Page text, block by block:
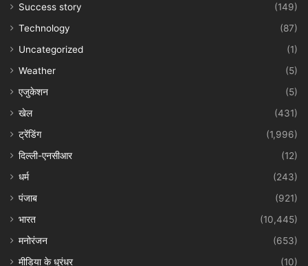
Success story
(149)
Technology
(87)
Uncategorized
(1)
Weather
(5)
एजुकेशन
(5)
खेल
(431)
ट्रेंडिंग
(1,996)
दिल्ली-एनसीआर
(12)
धर्म
(243)
पंजाब
(921)
भारत
(10,445)
मनोरंजन
(653)
मीडिया के धुरंधर
(10)